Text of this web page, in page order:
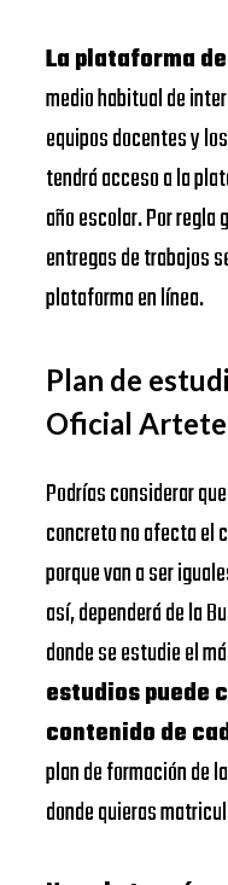
La plataforma
medio habitual de
equipos docentes y
tendrá acceso a la
año escolar. Por
entregas de trabajos
plataforma en línea.
Plan de
Oficial
Podrías considerar
concreto no afecta el
porque van a ser
así, dependerá de la
donde se estudie el
estudios puede
contenido de
plan de formación de
donde quieras